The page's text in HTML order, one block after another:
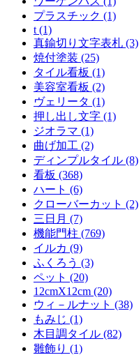
プラスチック (1)
t (1)
真鍮切り文字表札 (3)
焼付塗装 (25)
タイル看板 (1)
美容室看板 (2)
ヴェリータ (1)
押し出し文字 (1)
ジオラマ (1)
曲げ加工 (2)
ディンプルタイル (8)
看板 (368)
ハート (6)
クローバーカット (2)
三日月 (7)
機能門柱 (769)
イルカ (9)
ふくろう (3)
ペット (20)
12cmX12cm (20)
ウィ－ルナット (38)
もみじ (1)
木目調タイル (82)
雛飾り (1)